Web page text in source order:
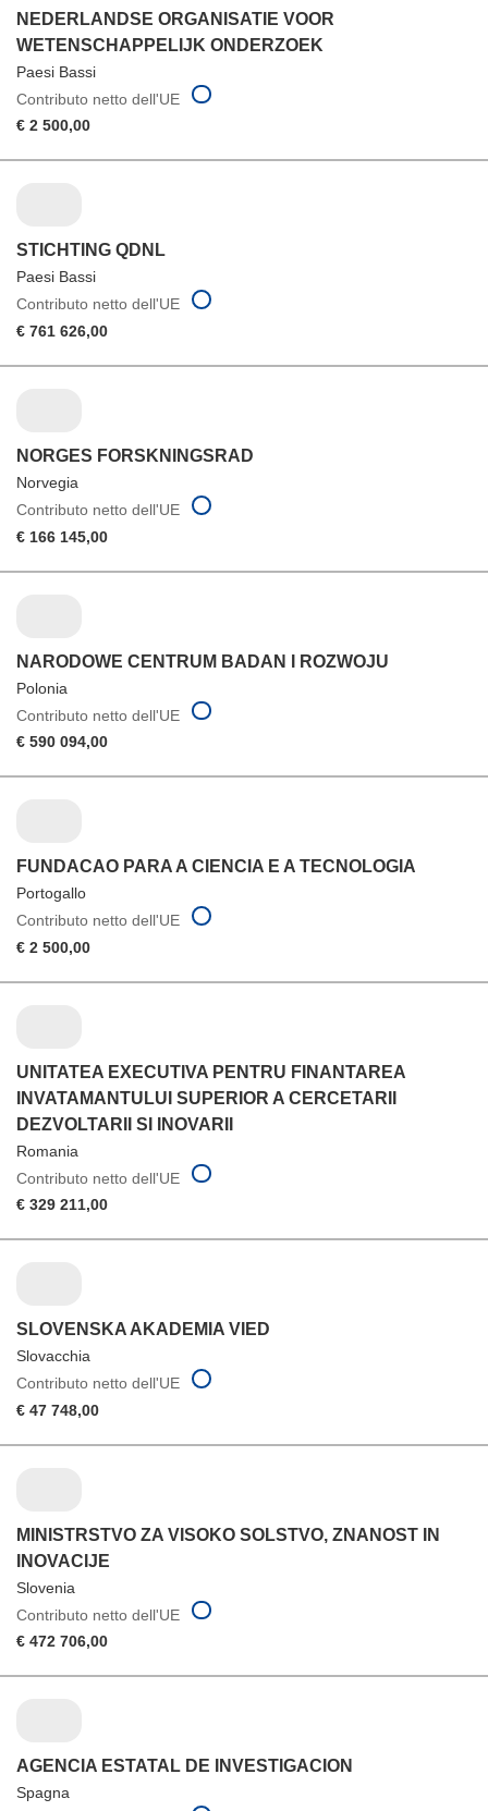
NEDERLANDSE ORGANISATIE VOOR
WETENSCHAPPELIJK ONDERZOEK
Paesi Bassi
Contributo netto dell'UE
€ 2 500,00
STICHTING QDNL
Paesi Bassi
Contributo netto dell'UE
€ 761 626,00
NORGES FORSKNINGSRAD
Norvegia
Contributo netto dell'UE
€ 166 145,00
NARODOWE CENTRUM BADAN I ROZWOJU
Polonia
Contributo netto dell'UE
€ 590 094,00
FUNDACAO PARA A CIENCIA E A TECNOLOGIA
Portogallo
Contributo netto dell'UE
€ 2 500,00
UNITATEA EXECUTIVA PENTRU FINANTAREA
INVATAMANTULUI SUPERIOR A CERCETARII
DEZVOLTARII SI INOVARII
Romania
Contributo netto dell'UE
€ 329 211,00
SLOVENSKA AKADEMIA VIED
Slovacchia
Contributo netto dell'UE
€ 47 748,00
MINISTRSTVO ZA VISOKO SOLSTVO, ZNANOST IN
INOVACIJE
Slovenia
Contributo netto dell'UE
€ 472 706,00
AGENCIA ESTATAL DE INVESTIGACION
Spagna